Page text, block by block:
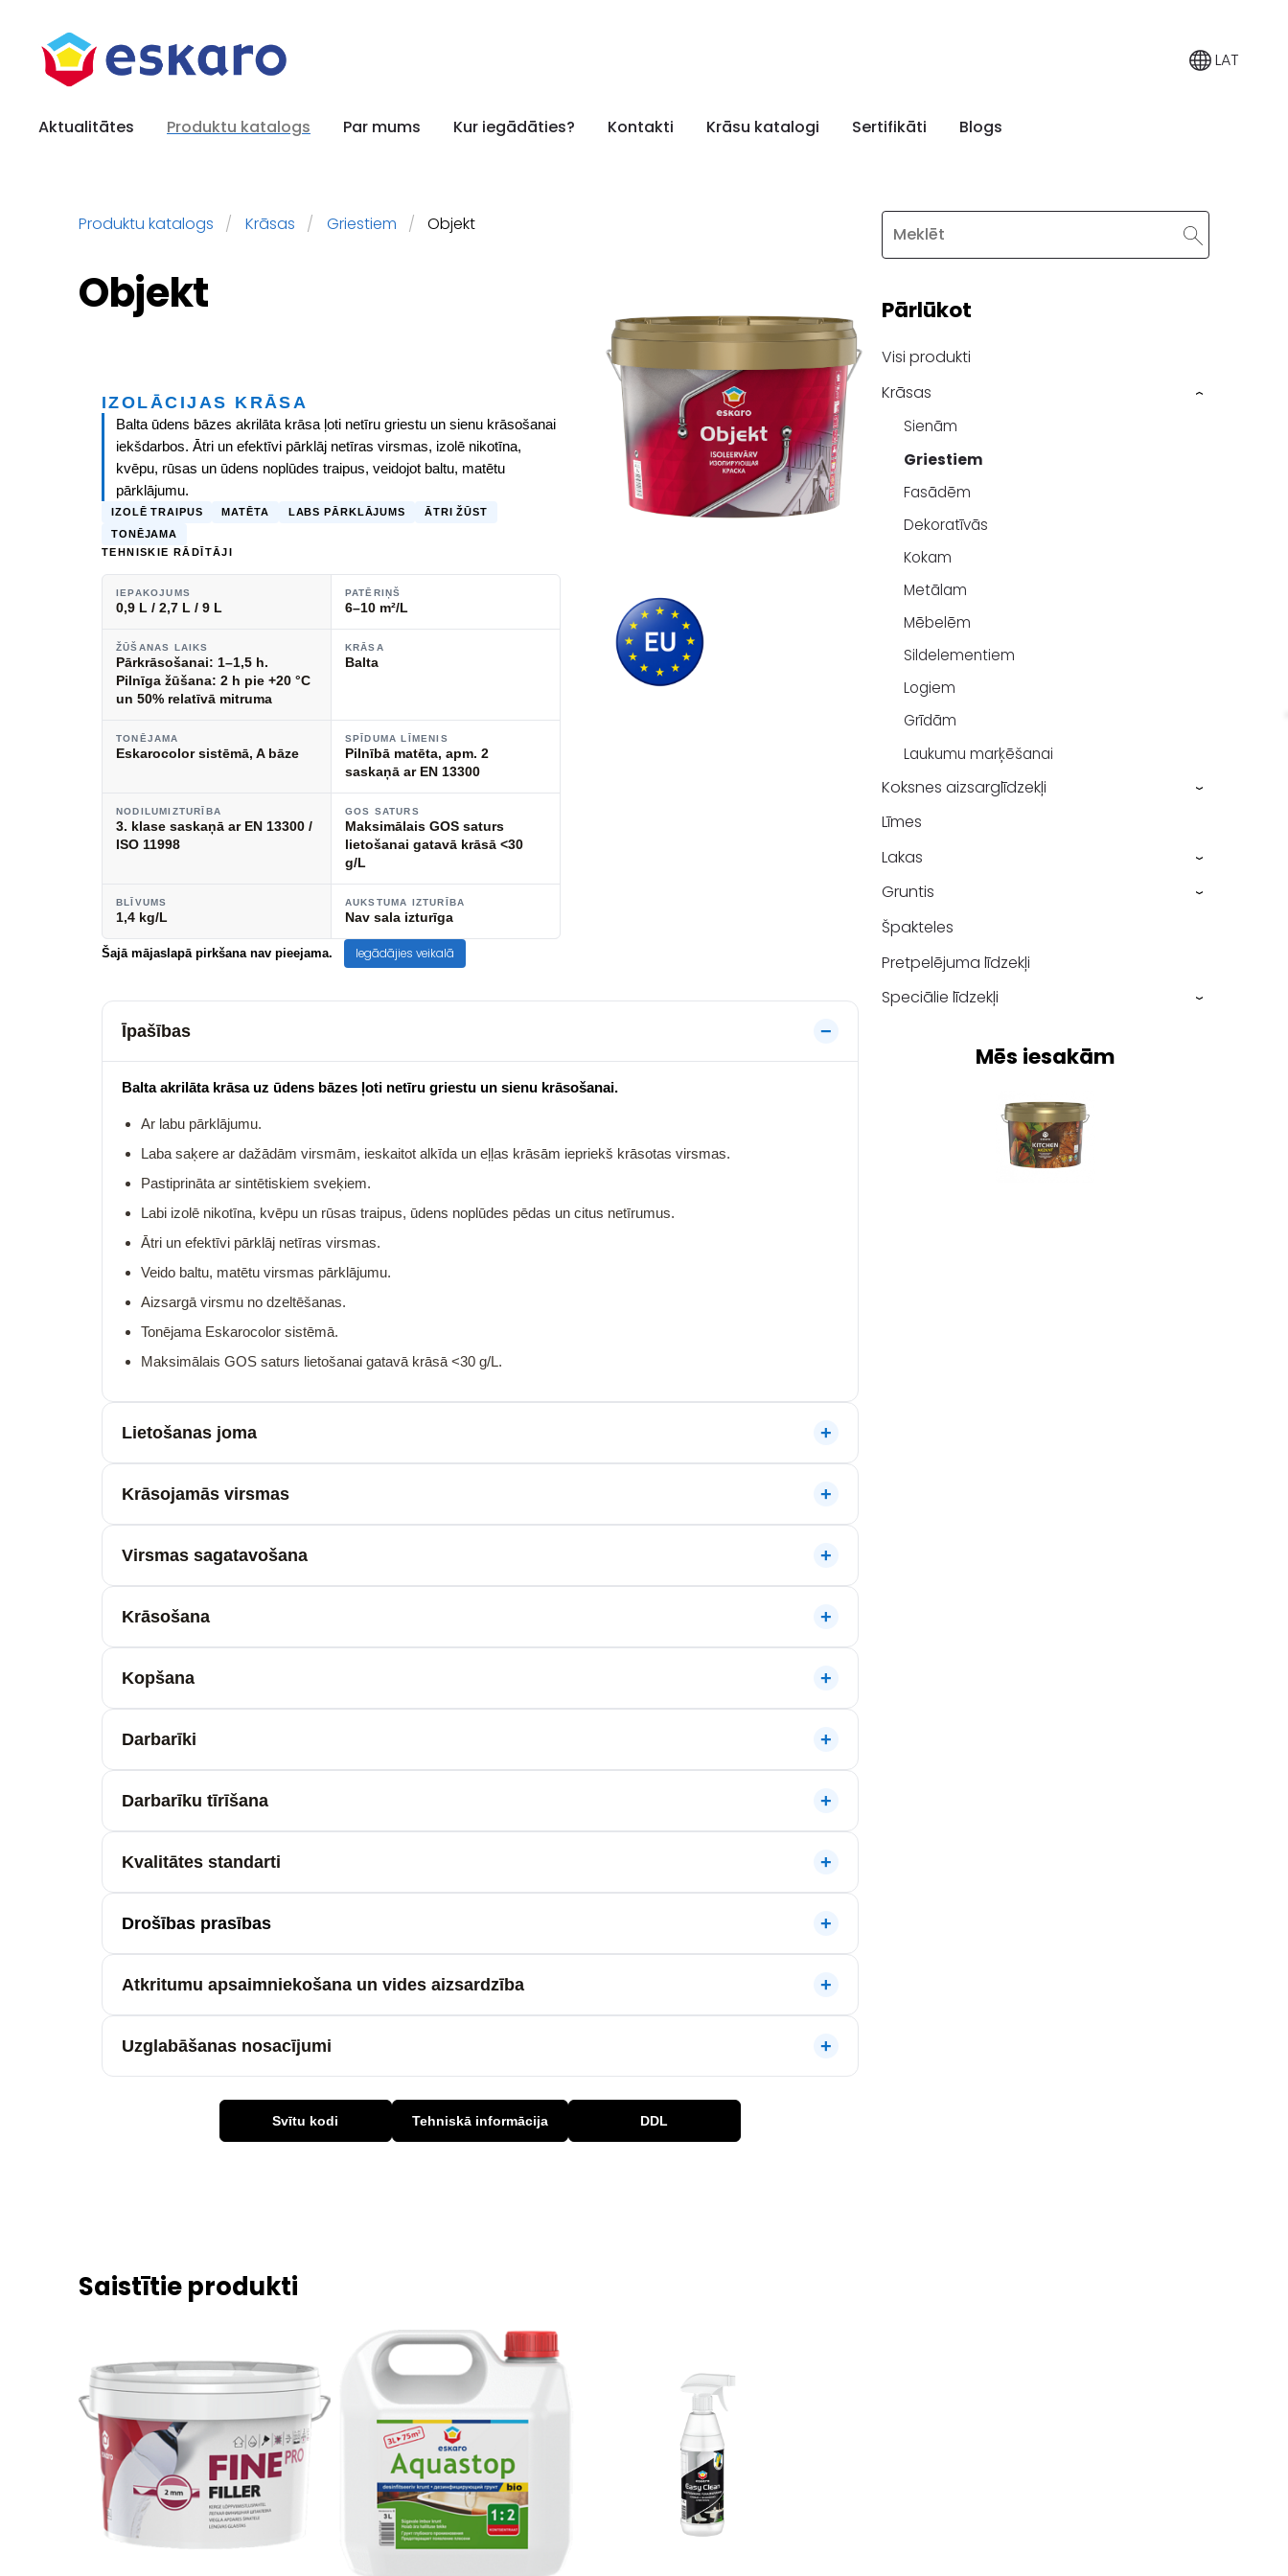
Aktualitātes Produktu katalogs Par mums Kur iegādāties? Kontakti Krāsu katalogi Sertifikāti Blogs
LAT
Pārlūkot
Visi produkti
Krāsas
Sienām
Griestiem
Fasādēm
Dekoratīvās
Kokam
Metālam
Mēbelēm
Sildelementiem
Logiem
Grīdām
Laukumu marķēšanai
›
Koksnes aizsarglīdzekļi ›
Līmes
Lakas
›
Gruntis ›
Špakteles
Pretpelējuma līdzekļi
Speciālie līdzekļi
›
Mēs iesakām
Produktu katalogs Krāsas Griestiem Objekt
Objekt
IZOLĀCIJAS KRĀSA
Balta ūdens bāzes akrilāta krāsa ļoti netīru griestu un sienu krāsošanai
iekšdarbos. Ātri un efektīvi pārklāj netīras virsmas, izolē nikotīna,
kvēpu, rūsas un ūdens noplūdes traipus, veidojot baltu, matētu
pārklājumu.
IZOLĒ TRAIPUS MATĒTA LABS PĀRKLĀJUMS
ĀTRI ŽŪST
TONĒJAMA
TEHNISKIE RĀDĪTĀJI
IEPAKOJUMS
0,9 L / 2,7 L / 9 L
PATĒRIŅŠ
6–10 m²/L
ŽŪŠANAS LAIKS
Pārkrāsošanai: 1–1,5 h.
Pilnīga žūšana: 2 h pie +20 °C
un 50% relatīvā mitruma
KRĀSA
Balta
TONĒJAMA
Eskarocolor sistēmā, A bāze
SPĪDUMA LĪMENIS
Pilnībā matēta, apm. 2
saskaņā ar EN 13300
NODILUMIZTURĪBA
3. klase saskaņā ar EN 13300 /
ISO 11998
GOS SATURS
Maksimālais GOS saturs
lietošanai gatavā krāsā <30
g/L
BLĪVUMS
1,4 kg/L
AUKSTUMA IZTURĪBA
Nav sala izturīga
Šajā mājaslapā pirkšana nav pieejama. Iegādājies veikalā
Īpašības
Balta akrilāta krāsa uz ūdens bāzes ļoti netīru griestu un sienu krāsošanai.
Ar labu pārklājumu.
Laba saķere ar dažādām virsmām, ieskaitot alkīda un eļļas krāsām iepriekš krāsotas virsmas.
Pastiprināta ar sintētiskiem sveķiem.
Labi izolē nikotīna, kvēpu un rūsas traipus, ūdens noplūdes pēdas un citus netīrumus.
Ātri un efektīvi pārklāj netīras virsmas.
Veido baltu, matētu virsmas pārklājumu.
Aizsargā virsmu no dzeltēšanas.
Tonējama Eskarocolor sistēmā.
Maksimālais GOS saturs lietošanai gatavā krāsā <30 g/L.
Lietošanas joma
Krāsojamās virsmas
Virsmas sagatavošana
Krāsošana
Kopšana
Darbarīki
Darbarīku tīrīšana
Kvalitātes standarti
Drošības prasības
Atkritumu apsaimniekošana un vides aizsardzība
Uzglabāšanas nosacījumi
Svītu kodi Tehniskā informācija DDL
Saistītie produkti